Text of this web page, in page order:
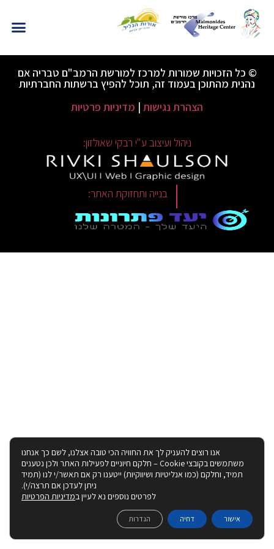
© כל הזכויות שמורות למרכז למורשת הרמב"ם טבריה אם
נהנית מהתוכן בעמוד זה, תוכל להפיץ ברשתות החברתיות
הצהרת נגישות | מדיניות פרטיות
ניהול ועיצוב ע"י רבקי שאולזון:
| בנייה ותחזוקת האתר:
אנו רוצים להעניק לך את החוויה הכי טובה אצלנו, לשם כך אנחנו
משתמשים בקובצי Cookie – חלקם חיוניים לפעילות האתר ולכן נטענים
תמיד, וחלקם (כמו אנליטיות ושיווקיות) ייטענו רק אם תאשר/י לנו (תמיד
ניתן לעדכן אם תרצה/י).
לפרטים נוספים נא לעיין במדיניות הפרטיות
אישור דחיה הגדרות